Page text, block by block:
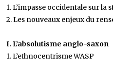
1. L’impasse occidentale sur
2. Les nouveaux enjeux du
I. L’absolutisme anglo-saxon
1. L’ethnocentrisme WASP